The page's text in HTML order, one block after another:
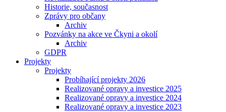
Historie, současnost
Zprávy pro občany
Archiv
Pozvánky na akce ve Čkyni a okolí
Archiv
GDPR
Projekty
Projekty
Probíhající projekty 2026
Realizované opravy a investice 2025
Realizované opravy a investice 2024
Realizované opravy a investice 2023